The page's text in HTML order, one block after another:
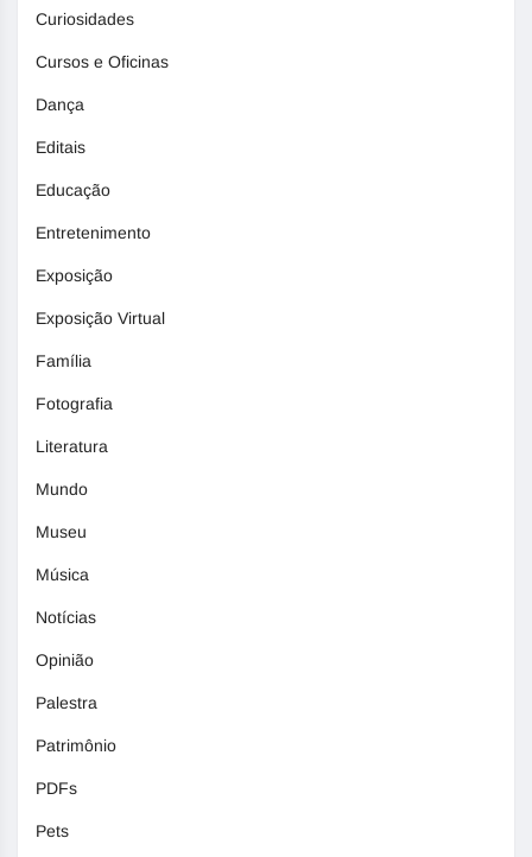
Curiosidades
Cursos e Oficinas
Dança
Editais
Educação
Entretenimento
Exposição
Exposição Virtual
Família
Fotografia
Literatura
Mundo
Museu
Música
Notícias
Opinião
Palestra
Patrimônio
PDFs
Pets